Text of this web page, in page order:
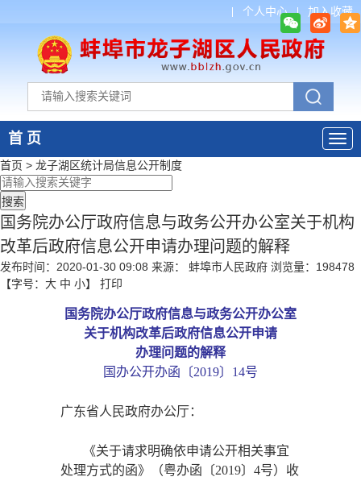
个人中心 加入收藏
首 页
首页 > 龙子湖区统计局信息公开制度
国务院办公厅政府信息与政务公开办公室关于机构
改革后政府信息公开申请办理问题的解释
发布时间：2020-01-30 09:08 来源： 蚌埠市人民政府 浏览量： 198478
【字号： 大 中 小】 打印
国务院办公厅政府信息与政务公开办公室
关于机构改革后政府信息公开申请
办理问题的解释
国办公开办函〔2019〕14号
广东省人民政府办公厅：
《关于请求明确依申请公开相关事宜
处理方式的函》（粤办函〔2019〕4号）收